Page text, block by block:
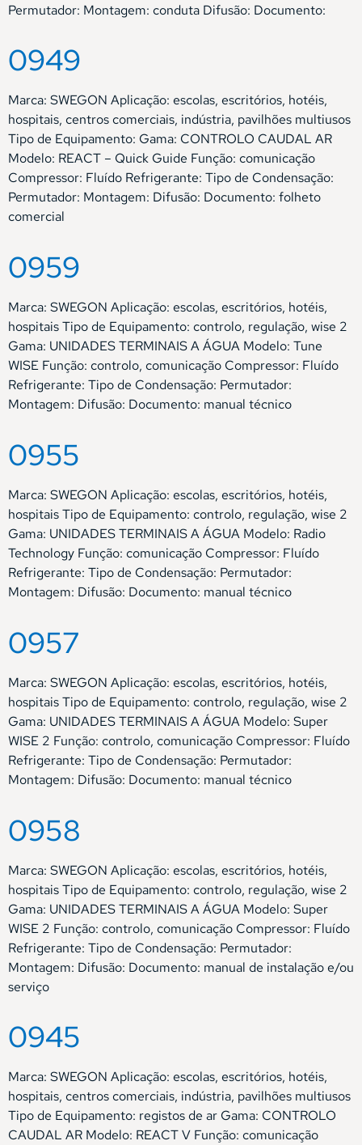
Permutador: Montagem: conduta Difusão: Documento:
0949
Marca: SWEGON Aplicação: escolas, escritórios, hotéis,
hospitais, centros comerciais, indústria, pavilhões multiusos
Tipo de Equipamento: Gama: CONTROLO CAUDAL AR
Modelo: REACT – Quick Guide Função: comunicação
Compressor: Fluído Refrigerante: Tipo de Condensação:
Permutador: Montagem: Difusão: Documento: folheto
comercial
0959
Marca: SWEGON Aplicação: escolas, escritórios, hotéis,
hospitais Tipo de Equipamento: controlo, regulação, wise 2
Gama: UNIDADES TERMINAIS A ÁGUA Modelo: Tune
WISE Função: controlo, comunicação Compressor: Fluído
Refrigerante: Tipo de Condensação: Permutador:
Montagem: Difusão: Documento: manual técnico
0955
Marca: SWEGON Aplicação: escolas, escritórios, hotéis,
hospitais Tipo de Equipamento: controlo, regulação, wise 2
Gama: UNIDADES TERMINAIS A ÁGUA Modelo: Radio
Technology Função: comunicação Compressor: Fluído
Refrigerante: Tipo de Condensação: Permutador:
Montagem: Difusão: Documento: manual técnico
0957
Marca: SWEGON Aplicação: escolas, escritórios, hotéis,
hospitais Tipo de Equipamento: controlo, regulação, wise 2
Gama: UNIDADES TERMINAIS A ÁGUA Modelo: Super
WISE 2 Função: controlo, comunicação Compressor: Fluído
Refrigerante: Tipo de Condensação: Permutador:
Montagem: Difusão: Documento: manual técnico
0958
Marca: SWEGON Aplicação: escolas, escritórios, hotéis,
hospitais Tipo de Equipamento: controlo, regulação, wise 2
Gama: UNIDADES TERMINAIS A ÁGUA Modelo: Super
WISE 2 Função: controlo, comunicação Compressor: Fluído
Refrigerante: Tipo de Condensação: Permutador:
Montagem: Difusão: Documento: manual de instalação e/ou
serviço
0945
Marca: SWEGON Aplicação: escolas, escritórios, hotéis,
hospitais, centros comerciais, indústria, pavilhões multiusos
Tipo de Equipamento: registos de ar Gama: CONTROLO
CAUDAL AR Modelo: REACT V Função: comunicação